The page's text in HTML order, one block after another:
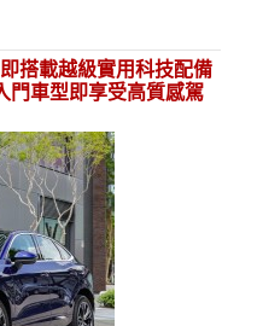
搭載越級實用科技配備
車型即享受高質感駕